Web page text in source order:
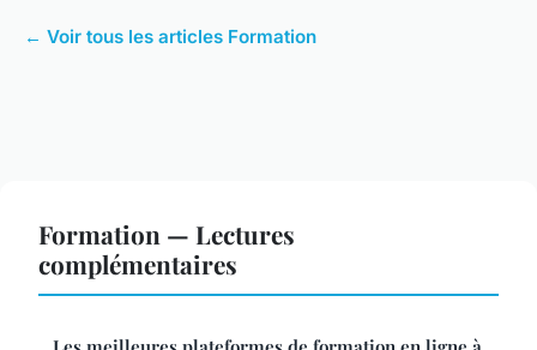
← Voir tous les articles Formation
Formation — Lectures
complémentaires